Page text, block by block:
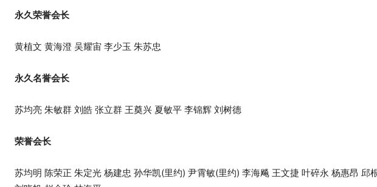
永久荣誉会长
黄植文 黄海澄 吴耀宙 李少玉 朱苏忠
永久名誉会长
苏均亮 朱敏群 刘皓 张立群 王奠兴 夏敏平 李锦辉 刘树德
荣誉会长
苏均明 陈荣正 朱定光 杨建忠 孙华凯(里约) 尹霄敏(里约) 李海飚 王文捷 叶碎永 杨惠昂 邱